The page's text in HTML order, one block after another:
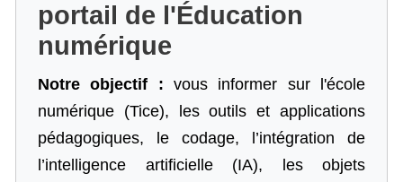
portail de l'Éducation
numérique
Notre objectif : vous informer sur l'école
numérique (Tice), les outils et applications
pédagogiques, le codage,
l’intégration de
l’intelligence artificielle (IA), les objets